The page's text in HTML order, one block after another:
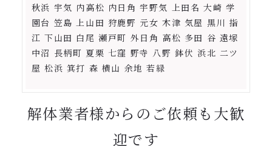
秋浜 宇気 内高松 内日角 宇野気 上田名 大崎 学
園台 笠島 上山田 狩鹿野 元女 木津 気屋 黒川 指
江 下山田 白尾 瀬戸町 外日角 高松 多田 谷 遠塚
中沼 長柄町 夏栗 七窪 野寺 八野 鉢伏 浜北 二ツ
屋 松浜 箕打 森 横山 余地 若緑
解体業者様からのご依頼も大歓
迎です